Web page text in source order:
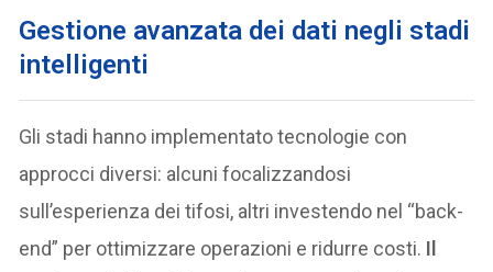
Gestione avanzata dei dati negli stadi
intelligenti
Gli stadi hanno implementato tecnologie con
approcci diversi: alcuni focalizzandosi
sull’esperienza dei tifosi, altri investendo nel “back-
end” per ottimizzare operazioni e ridurre costi. Il